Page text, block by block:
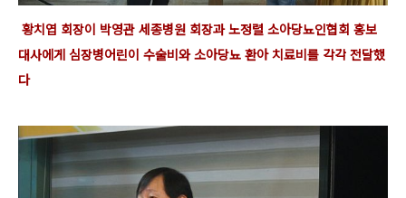
황치엽 회장이 박영관 세종병원 회장과 노정렬 소아당뇨인협회 홍보
대사에게 심장병어린이 수술비와 소아당뇨 환아 치료비를 각각 전달했
다